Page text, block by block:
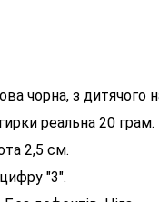
чорна, з дитячого
реальна 20 грам.
2,5 см.
"3".